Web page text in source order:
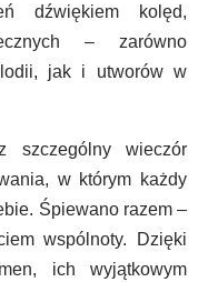
dźwiękiem kolęd,
– zarówno
jak i utworów w
szczególny wieczór
w którym każdy
Śpiewano razem –
wspólnoty. Dzięki
ich wyjątkowym